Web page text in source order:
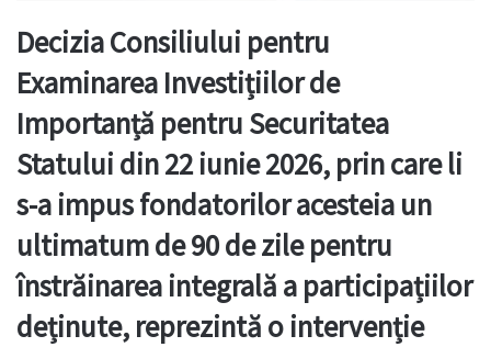
Decizia Consiliului pentru
Examinarea Investițiilor de
Importanță pentru Securitatea
Statului din 22 iunie 2026, prin care li
s-a impus fondatorilor acesteia un
ultimatum de 90 de zile pentru
înstrăinarea integrală a participațiilor
deținute, reprezintă o intervenție